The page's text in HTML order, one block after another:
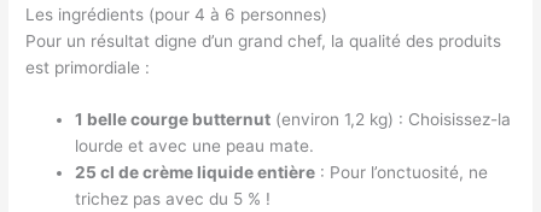
Les ingrédients (pour 4 à 6 personnes)
Pour un résultat digne d’un grand chef, la qualité des produits
est primordiale :
1 belle courge butternut (environ 1,2 kg) : Choisissez-la
lourde et avec une peau mate.
25 cl de crème liquide entière : Pour l’onctuosité, ne
trichez pas avec du 5 % !